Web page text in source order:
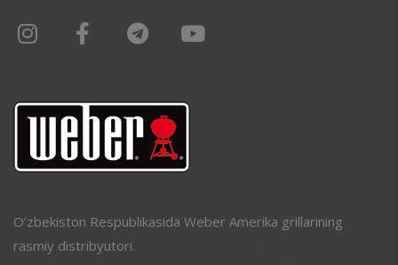
O’zbekiston Respublikasida Weber Amerika grillarining
rasmiy distribyutori.